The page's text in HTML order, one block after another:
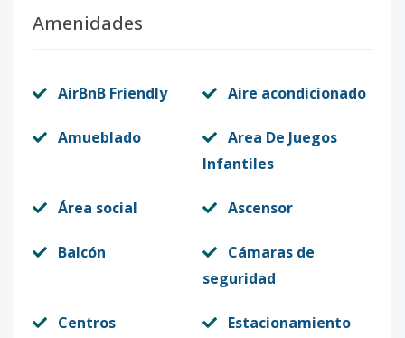
Amenidades
AirBnB Friendly Aire acondicionado
Amueblado
Area De Juegos
Infantiles
Área social Ascensor
Balcón
Cámaras de
seguridad
Centros
Estacionamiento